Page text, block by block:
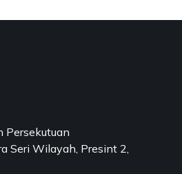
Persekutuan
Seri Wilayah, Presint 2,